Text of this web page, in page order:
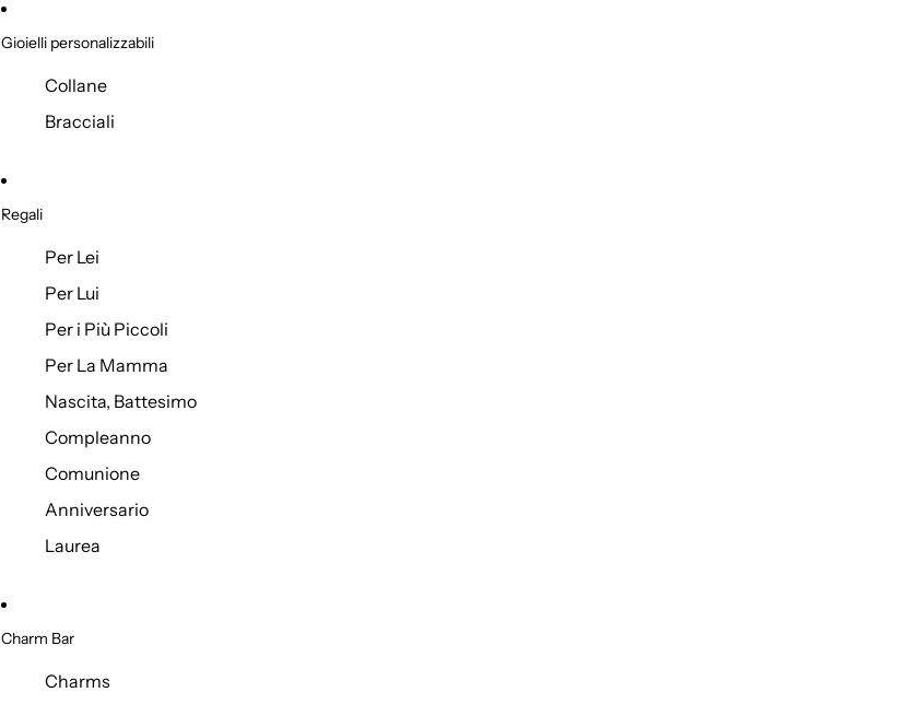
Gioielli personalizzabili
Collane
Bracciali
Regali
Per Lei
Per Lui
Per i Più Piccoli
Per La Mamma
Nascita, Battesimo
Compleanno
Comunione
Anniversario
Laurea
Charm Bar
Charms